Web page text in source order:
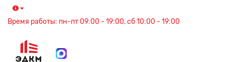
Время работы: пн-пт 09:00 - 19:00, сб 10:00 - 19:00